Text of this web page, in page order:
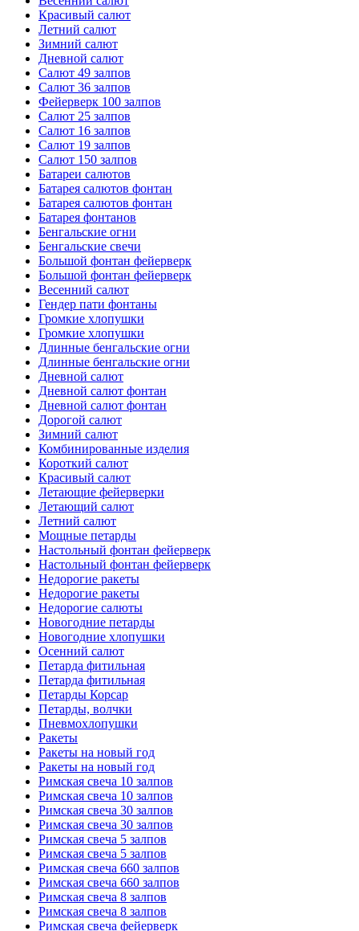
Красивый салют
Летний салют
Зимний салют
Дневной салют
Салют 49 залпов
Салют 36 залпов
Фейерверк 100 залпов
Салют 25 залпов
Салют 16 залпов
Салют 19 залпов
Салют 150 залпов
Батареи салютов
Батарея салютов фонтан
Батарея салютов фонтан
Батарея фонтанов
Бенгальские огни
Бенгальские свечи
Большой фонтан фейерверк
Большой фонтан фейерверк
Весенний салют
Гендер пати фонтаны
Громкие хлопушки
Громкие хлопушки
Длинные бенгальские огни
Длинные бенгальские огни
Дневной салют
Дневной салют фонтан
Дневной салют фонтан
Дорогой салют
Зимний салют
Комбинированные изделия
Короткий салют
Красивый салют
Летающие фейерверки
Летающий салют
Летний салют
Мощные петарды
Настольный фонтан фейерверк
Настольный фонтан фейерверк
Недорогие ракеты
Недорогие ракеты
Недорогие салюты
Новогодние петарды
Новогодние хлопушки
Осенний салют
Петарда фитильная
Петарда фитильная
Петарды Корсар
Петарды, волчки
Пневмохлопушки
Ракеты
Ракеты на новый год
Ракеты на новый год
Римская свеча 10 залпов
Римская свеча 10 залпов
Римская свеча 30 залпов
Римская свеча 30 залпов
Римская свеча 5 залпов
Римская свеча 5 залпов
Римская свеча 660 залпов
Римская свеча 660 залпов
Римская свеча 8 залпов
Римская свеча 8 залпов
Римская свеча фейерверк